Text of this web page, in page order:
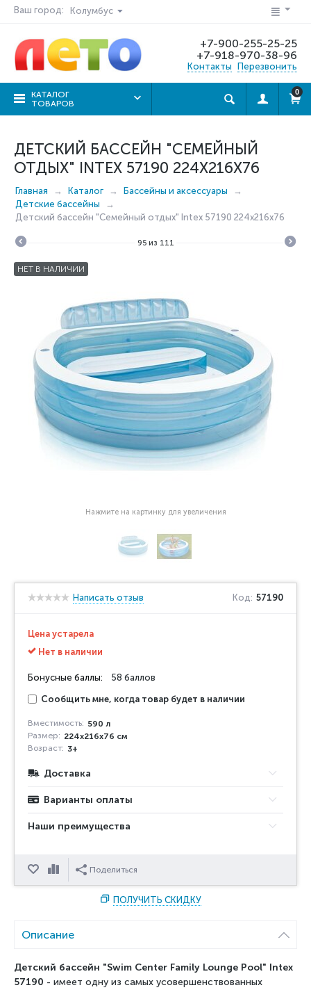
Ваш город: Колумбус
+7-900-255-25-25
+7-918-970-38-96
Контакты Перезвонить
КАТАЛОГ
ТОВАРОВ
0
ДЕТСКИЙ БАССЕЙН "СЕМЕЙНЫЙ
ОТДЫХ" INTEX 57190 224Х216Х76
Главная Каталог
Бассейны и аксессуары
Детские бассейны
Детский бассейн "Семейный отдых" Intex 57190 224х216х76
95 из 111
НЕТ В НАЛИЧИИ
Нажмите на картинку для увеличения
Написать отзыв Код: 57190
Цена устарела
Нет в наличии
Бонусные баллы: 58 баллов
Сообщить мне, когда товар будет в наличии
Вместимость: 590 л
Размер: 224х216х76 см
Возраст: 3+
Доставка
Варианты оплаты
Наши преимущества
ОтложитьСравнитьПоделиться
ПОЛУЧИТЬ СКИДКУ
Описание
Детский бассейн "Swim Center Family Lounge Pool" Intex
57190 - имеет одну из самых усовершенствованных